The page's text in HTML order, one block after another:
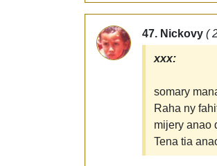
47. Nickovy (
xxx:
somary
Raha ny
mijery anao
Tena tia